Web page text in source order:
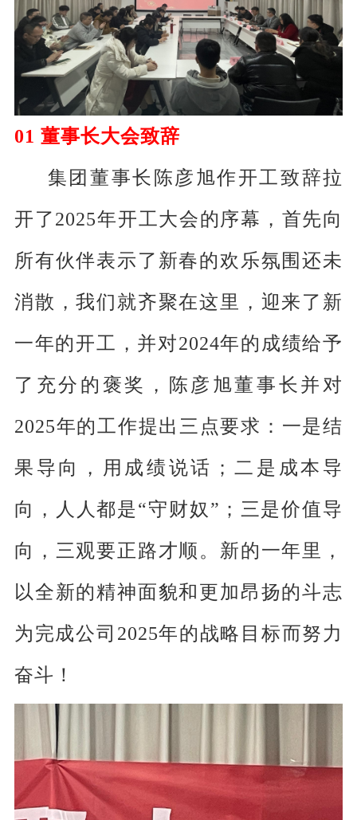
01 董事长大会致辞
集团董事长陈彦旭作开工致辞拉
开了2025年开工大会的序幕，首先向
所有伙伴表示了新春的欢乐氛围还未
消散，我们就齐聚在这里，迎来了新
一年的开工，并对2024年的成绩给予
了充分的褒奖，陈彦旭董事长并对
2025年的工作提出三点要求：一是结
果导向，用成绩说话；二是成本导
向，人人都是“守财奴”；三是价值导
向，三观要正路才顺。新的一年里，
以全新的精神面貌和更加昂扬的斗志
为完成公司2025年的战略目标而努力
奋斗！